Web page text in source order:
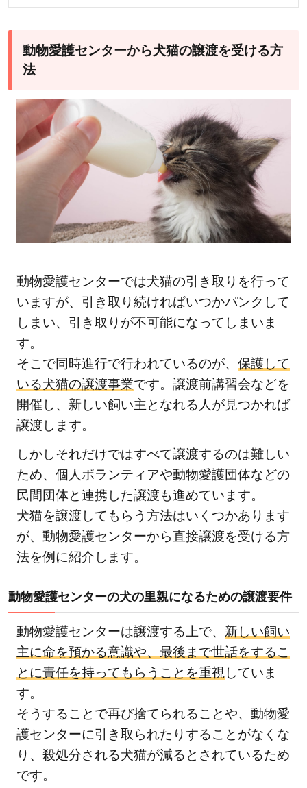
動物愛護センターから犬猫の譲渡を受ける方
法
動物愛護センターでは犬猫の引き取りを行って
いますが、引き取り続ければいつかパンクして
しまい、引き取りが不可能になってしまいま
す。
そこで同時進行で行われているのが、 保護して
いる犬猫の譲渡事業です。譲渡前講習会などを
開催し、新しい飼い主となれる人が見つかれば
譲渡します。
しかしそれだけではすべて譲渡するのは難しい
ため、個人ボランティアや動物愛護団体などの
民間団体と連携した譲渡も進めています。
犬猫を譲渡してもらう方法はいくつかあります
が、動物愛護センターから直接譲渡を受ける方
法を例に紹介します。
動物愛護センターの犬の里親になるための譲渡要件
動物愛護センターは譲渡する上で、 新しい飼い
主に命を預かる意識や、最後まで世話をするこ
とに責任を持ってもらうことを重視 していま
す。
そうすることで再び捨てられることや、動物愛
護センターに引き取られたりすることがなくな
り、殺処分される犬猫が減るとされているため
です。